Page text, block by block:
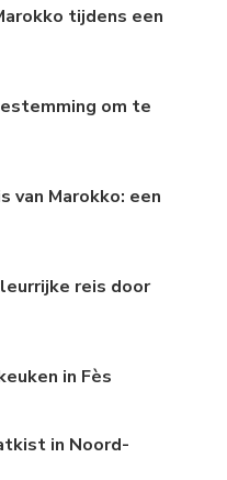
tijdens een
om te
van Marokko: een
reis door
in Fès
in Noord-